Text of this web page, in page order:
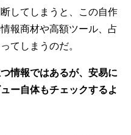
してしまうと、この自作
報商材や高額ツール、占
てしまうのだ。
情報ではあるが、安易に
ー自体もチェックするよ